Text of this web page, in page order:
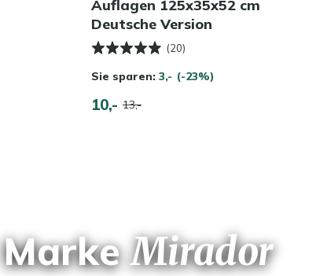
Auflagen 125x35x52 cm
Deutsche Version
(20)
Sie sparen: 3,- (-23%)
10,- 13,-
MarkeMirador